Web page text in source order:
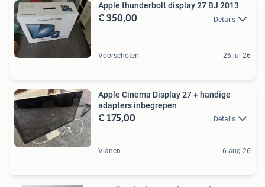
Apple thunderbolt display 27 BJ 2013
€ 350,00 Details
Voorschoten 26 jul 26
Apple Cinema Display 27 + handige
adapters inbegrepen
€ 175,00 Details
Vianen 6 aug 26